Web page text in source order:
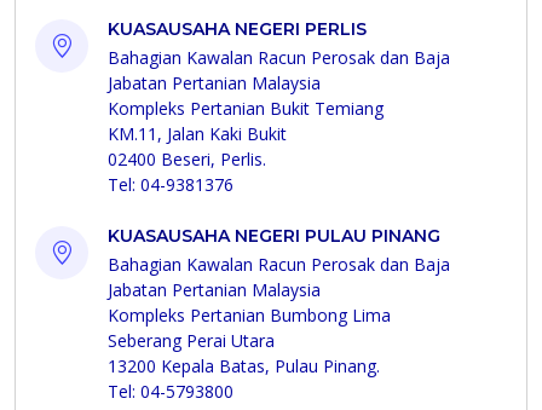
KUASAUSAHA NEGERI PERLIS
Bahagian Kawalan Racun Perosak dan Baja
Jabatan Pertanian Malaysia
Kompleks Pertanian Bukit Temiang
KM.11, Jalan Kaki Bukit
02400 Beseri, Perlis.
Tel: 04-9381376
KUASAUSAHA NEGERI PULAU PINANG
Bahagian Kawalan Racun Perosak dan Baja
Jabatan Pertanian Malaysia
Kompleks Pertanian Bumbong Lima
Seberang Perai Utara
13200 Kepala Batas, Pulau Pinang.
Tel: 04-5793800